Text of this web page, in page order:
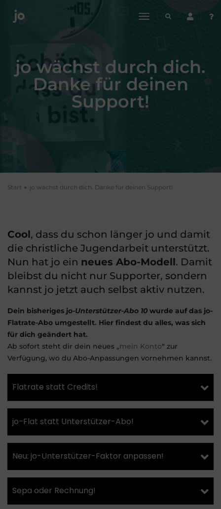
toggle
jo wächst durch dich.
Danke für deinen
Support!
Start jo wächst durch dich. Danke für deinen Support!
Cool, dass du schon länger jo und damit
die christliche Jugendarbeit unterstützt.
Nun hat jo ein neues Abo-Modell. Damit
bleibst du nicht nur Supporter, sondern
kannst jo jetzt auch selbst aktiv nutzen.
Dein bisheriges jo-Unterstützer-Abo 10 wurde auf das jo-
Flatrate-Abo umgestellt. Hier findest du alles, was sich
für dich geändert hat.
Ab sofort steht dir dein neues „mein Konto“ zur
Verfügung, wo du Abo-Anpassungen vornehmen kannst.
Flatrate statt Credits!
jo-Flat statt Unterstützer-Abo!
Neu: jo-Unterstützer-Faktor anpassen!
Sepa oder Rechnung!